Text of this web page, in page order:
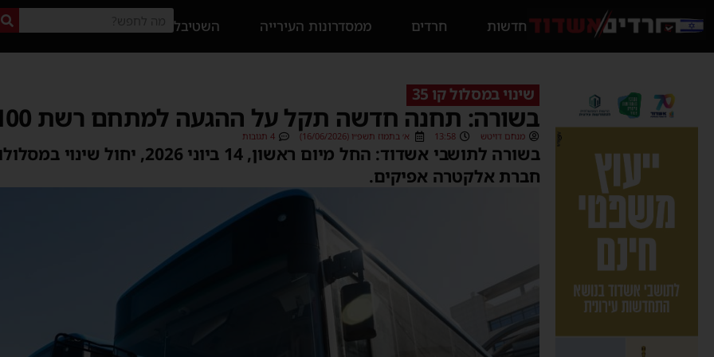
חדשות חרדים ממסדרונות העירייה השטיבל
שינוי במסלול קו 35
בשורה: תחנה חדשה תקל על ההגעה למתחם רשת 100
מנחם דויטש 13:58 א׳ בתמוז תשפ״ו (16/06/2026) 4 תגובות
חברת אלקטרה אפיקים.